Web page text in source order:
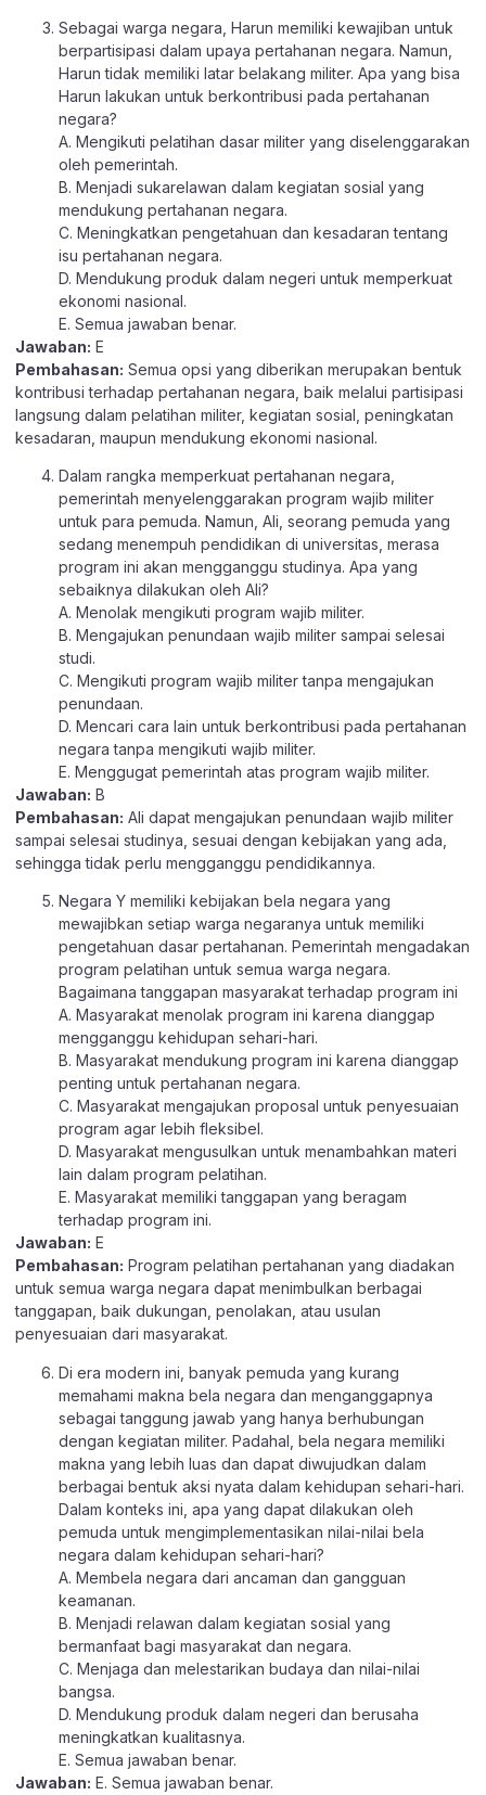
Sebagai warga negara, Harun memiliki kewajiban untuk
berpartisipasi dalam upaya pertahanan negara. Namun,
Harun tidak memiliki latar belakang militer. Apa yang bisa
Harun lakukan untuk berkontribusi pada pertahanan
negara?
A. Mengikuti pelatihan dasar militer yang diselenggarakan
oleh pemerintah.
B. Menjadi sukarelawan dalam kegiatan sosial yang
mendukung pertahanan negara.
C. Meningkatkan pengetahuan dan kesadaran tentang
isu pertahanan negara.
D. Mendukung produk dalam negeri untuk memperkuat
ekonomi nasional.
E. Semua jawaban benar.
Jawaban: E
Pembahasan: Semua opsi yang diberikan merupakan bentuk
kontribusi terhadap pertahanan negara, baik melalui partisipasi
langsung dalam pelatihan militer, kegiatan sosial, peningkatan
kesadaran, maupun mendukung ekonomi nasional.
Dalam rangka memperkuat pertahanan negara,
pemerintah menyelenggarakan program wajib militer
untuk para pemuda. Namun, Ali, seorang pemuda yang
sedang menempuh pendidikan di universitas, merasa
program ini akan mengganggu studinya. Apa yang
sebaiknya dilakukan oleh Ali?
A. Menolak mengikuti program wajib militer.
B. Mengajukan penundaan wajib militer sampai selesai
studi.
C. Mengikuti program wajib militer tanpa mengajukan
penundaan.
D. Mencari cara lain untuk berkontribusi pada pertahanan
negara tanpa mengikuti wajib militer.
E. Menggugat pemerintah atas program wajib militer.
Jawaban: B
Pembahasan: Ali dapat mengajukan penundaan wajib militer
sampai selesai studinya, sesuai dengan kebijakan yang ada,
sehingga tidak perlu mengganggu pendidikannya.
Negara Y memiliki kebijakan bela negara yang
mewajibkan setiap warga negaranya untuk memiliki
pengetahuan dasar pertahanan. Pemerintah mengadakan
program pelatihan untuk semua warga negara.
Bagaimana tanggapan masyarakat terhadap program ini
A. Masyarakat menolak program ini karena dianggap
mengganggu kehidupan sehari-hari.
B. Masyarakat mendukung program ini karena dianggap
penting untuk pertahanan negara.
C. Masyarakat mengajukan proposal untuk penyesuaian
program agar lebih fleksibel.
D. Masyarakat mengusulkan untuk menambahkan materi
lain dalam program pelatihan.
E. Masyarakat memiliki tanggapan yang beragam
terhadap program ini.
Jawaban: E
Pembahasan: Program pelatihan pertahanan yang diadakan
untuk semua warga negara dapat menimbulkan berbagai
tanggapan, baik dukungan, penolakan, atau usulan
penyesuaian dari masyarakat.
Di era modern ini, banyak pemuda yang kurang
memahami makna bela negara dan menganggapnya
sebagai tanggung jawab yang hanya berhubungan
dengan kegiatan militer. Padahal, bela negara memiliki
makna yang lebih luas dan dapat diwujudkan dalam
berbagai bentuk aksi nyata dalam kehidupan sehari-hari.
Dalam konteks ini, apa yang dapat dilakukan oleh
pemuda untuk mengimplementasikan nilai-nilai bela
negara dalam kehidupan sehari-hari?
A. Membela negara dari ancaman dan gangguan
keamanan.
B. Menjadi relawan dalam kegiatan sosial yang
bermanfaat bagi masyarakat dan negara.
C. Menjaga dan melestarikan budaya dan nilai-nilai
bangsa.
D. Mendukung produk dalam negeri dan berusaha
meningkatkan kualitasnya.
E. Semua jawaban benar.
Jawaban: E. Semua jawaban benar.